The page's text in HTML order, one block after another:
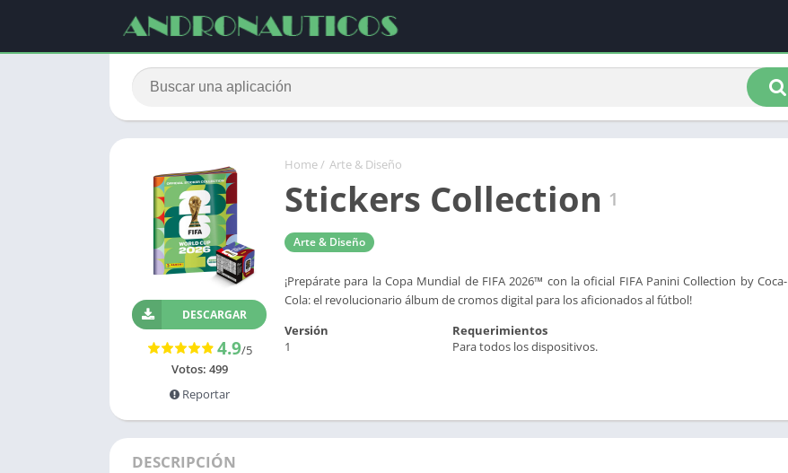
Home/ Arte & Diseño
Stickers Collection 1
Arte & Diseño
¡Prepárate para la Copa Mundial de FIFA 2026™ con la oficial FIFA Panini Collection by Coca-
Cola: el revolucionario álbum de cromos digital para los aficionados al fútbol!
DESCARGAR
4.9/5
Votos: 499
Reportar
Versión
1
Requerimientos
Para todos los dispositivos.
DESCRIPCIÓN